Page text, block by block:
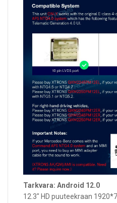
Tarkvara: Android 12.0
12.3" HD puuteekraan